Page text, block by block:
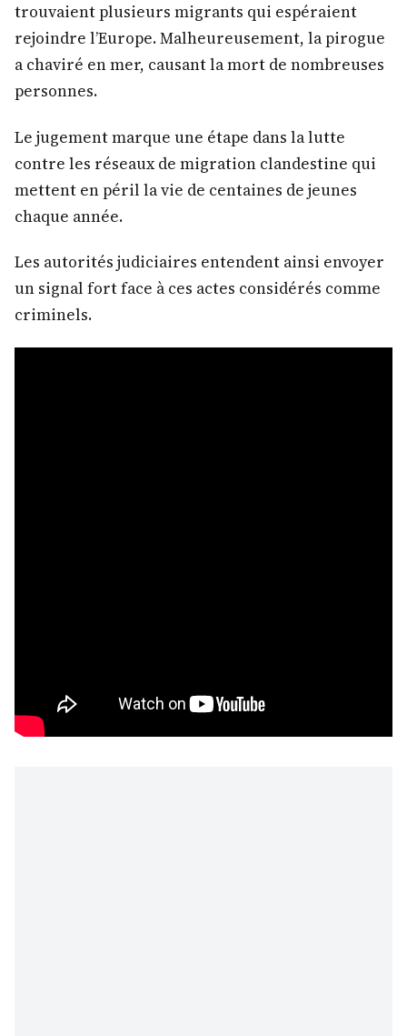
trouvaient plusieurs migrants qui espéraient
rejoindre l’Europe. Malheureusement, la pirogue
a chaviré en mer, causant la mort de nombreuses
personnes.
Le jugement marque une étape dans la lutte
contre les réseaux de migration clandestine qui
mettent en péril la vie de centaines de jeunes
chaque année.
Les autorités judiciaires entendent ainsi envoyer
un signal fort face à ces actes considérés comme
criminels.